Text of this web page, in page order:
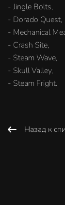
- Jingle Bolts,
- Dorado Quest,
- Mechanical
- Crash Site,
- Steam Wave,
- Skull Valley,
- Steam Fright.
Назад к